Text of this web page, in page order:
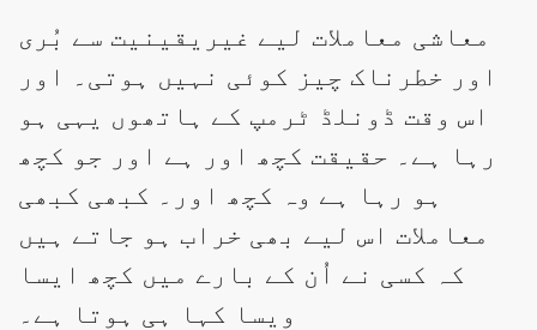
معاشی معاملات لیے غیریقینیت سے بُری
اور خطرناک چیز کوئی نہیں ہوتی۔ اور
اس وقت ڈونلڈ ٹرمپ کے ہاتھوں یہی ہو
رہا ہے۔ حقیقت کچھ اور ہے اور جو کچھ
ہو رہا ہے وہ کچھ اور۔ کبھی کبھی
معاملات اس لیے بھی خراب ہو جاتے ہیں
کہ کسی نے اُن کے بارے میں کچھ ایسا
ویسا کہا ہی ہوتا ہے۔